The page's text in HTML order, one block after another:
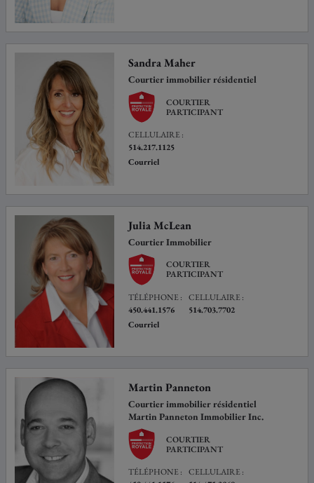
Sandra Maher
Courtier immobilier résidentiel
COURTIER
PARTICIPANT
CELLULAIRE :
514.217.1125
Courriel
Julia McLean
Courtier Immobilier
COURTIER
PARTICIPANT
TÉLÉPHONE :
450.441.1576
CELLULAIRE :
514.703.7702
Courriel
Martin Panneton
Courtier immobilier résidentiel
Martin Panneton Immobilier Inc.
COURTIER
PARTICIPANT
TÉLÉPHONE :
CELLULAIRE :